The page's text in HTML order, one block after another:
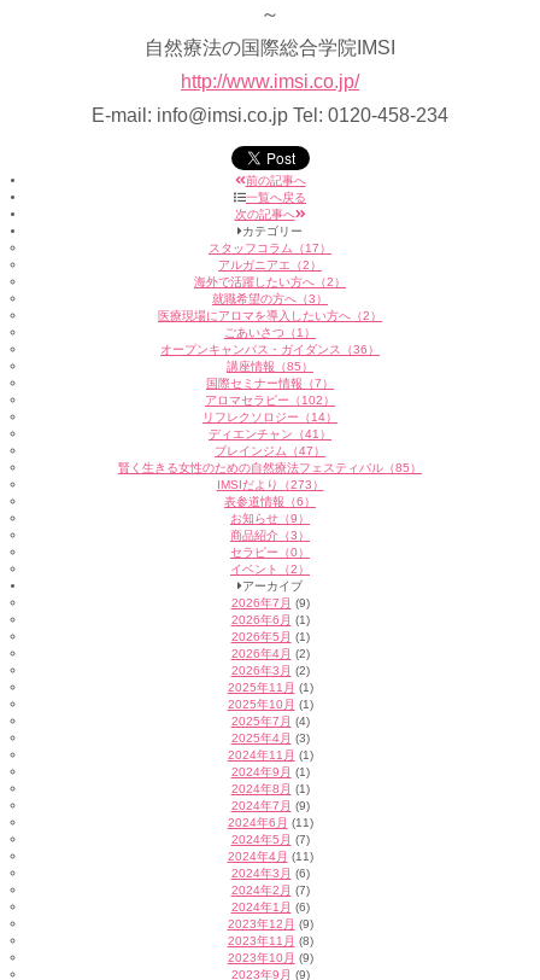
～
自然療法の国際総合学院IMSI
http://www.imsi.co.jp/
E-mail: info@imsi.co.jp Tel: 0120-458-234
前の記事へ
一覧へ戻る
次の記事へ
カテゴリー
スタッフコラム（17）
アルガニアエ（2）
海外で活躍したい方へ（2）
就職希望の方へ（3）
医療現場にアロマを導入したい方へ（2）
ごあいさつ（1）
オープンキャンパス・ガイダンス（36）
講座情報（85）
国際セミナー情報（7）
アロマセラピー（102）
リフレクソロジー（14）
ディエンチャン（41）
ブレインジム（47）
賢く生きる女性のための自然療法フェスティバル（85）
IMSIだより（273）
表参道情報（6）
お知らせ（9）
商品紹介（3）
セラピー（0）
イベント（2）
アーカイブ
2026年7月 (9)
2026年6月 (1)
2026年5月 (1)
2026年4月 (2)
2026年3月 (2)
2025年11月 (1)
2025年10月 (1)
2025年7月 (4)
2025年4月 (3)
2024年11月 (1)
2024年9月 (1)
2024年8月 (1)
2024年7月 (9)
2024年6月 (11)
2024年5月 (7)
2024年4月 (11)
2024年3月 (6)
2024年2月 (7)
2024年1月 (6)
2023年12月 (9)
2023年11月 (8)
2023年10月 (9)
2023年9月 (9)